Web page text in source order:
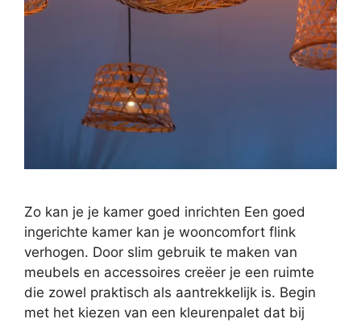
Zo kan je je kamer goed inrichten Een goed
ingerichte kamer kan je wooncomfort flink
verhogen. Door slim gebruik te maken van
meubels en accessoires creëer je een ruimte
die zowel praktisch als aantrekkelijk is. Begin
met het kiezen van een kleurenpalet dat bij